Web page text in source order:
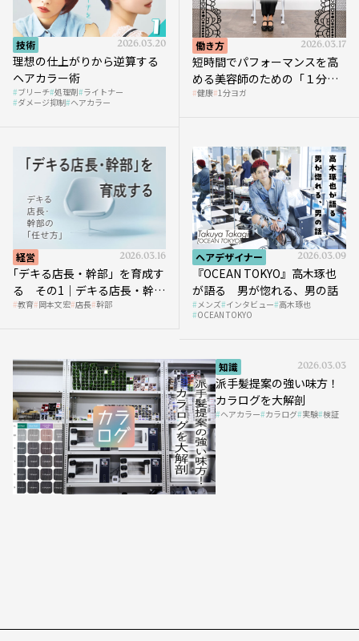
技術 2026.03.20
理想の仕上がりから逆算する
ヘアカラー術
ブリーチ 処理剤 ライトナー
ダメージ抑制 ヘアカラー
働き方 2026.03.17
短時間でパフォーマンスを高
める美容師のための「１分ヨ
ガ」講座｜実践編
健康 1分ヨガ
経営 2026.03.16
｢デキる店長・幹部」を育成す
る その1｜デキる店長・幹部
の「任せ方」
教育 岡本文宏 店長 幹部
ヘアデザイナー 2026.03.09
『OCEAN TOKYO』高木琢也
が語る 男が惚れる、男の話
メンズ インタビュー 高木琢也
OCEAN TOKYO
知識 2026.03.03
派手髪提案の強い味方！
カラログを大解剖
ヘアカラー カラログ 実験 検証